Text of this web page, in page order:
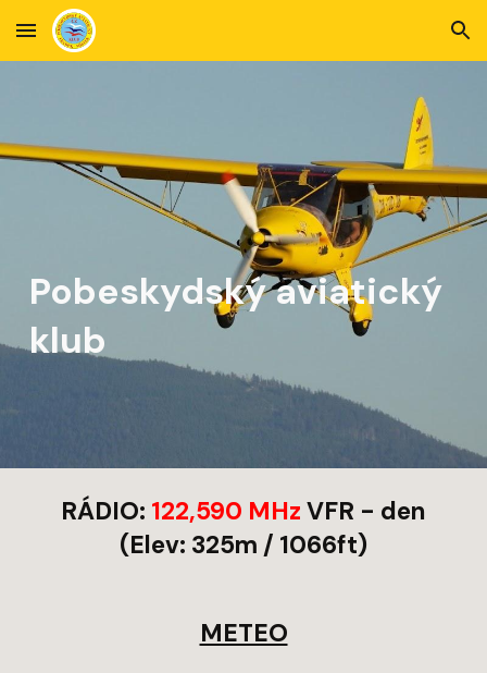
Skip to main content Skip to navigation
Pobeskydský aviatický
klub
RÁDIO: 122,590 MHz VFR - den
(Elev: 325m / 1066ft)
METEO